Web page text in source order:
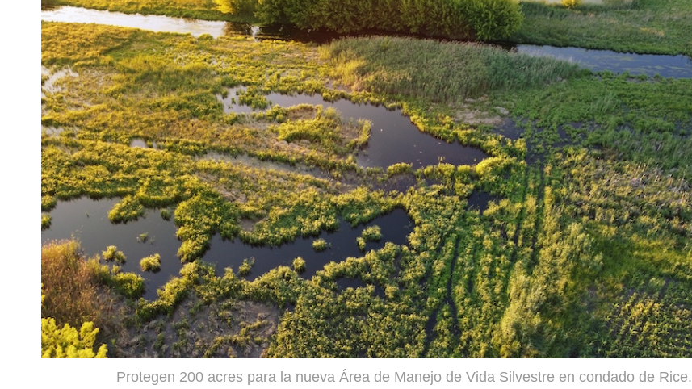
Protegen 200 acres para la nueva Área de Manejo de Vida Silvestre en condado de Rice.